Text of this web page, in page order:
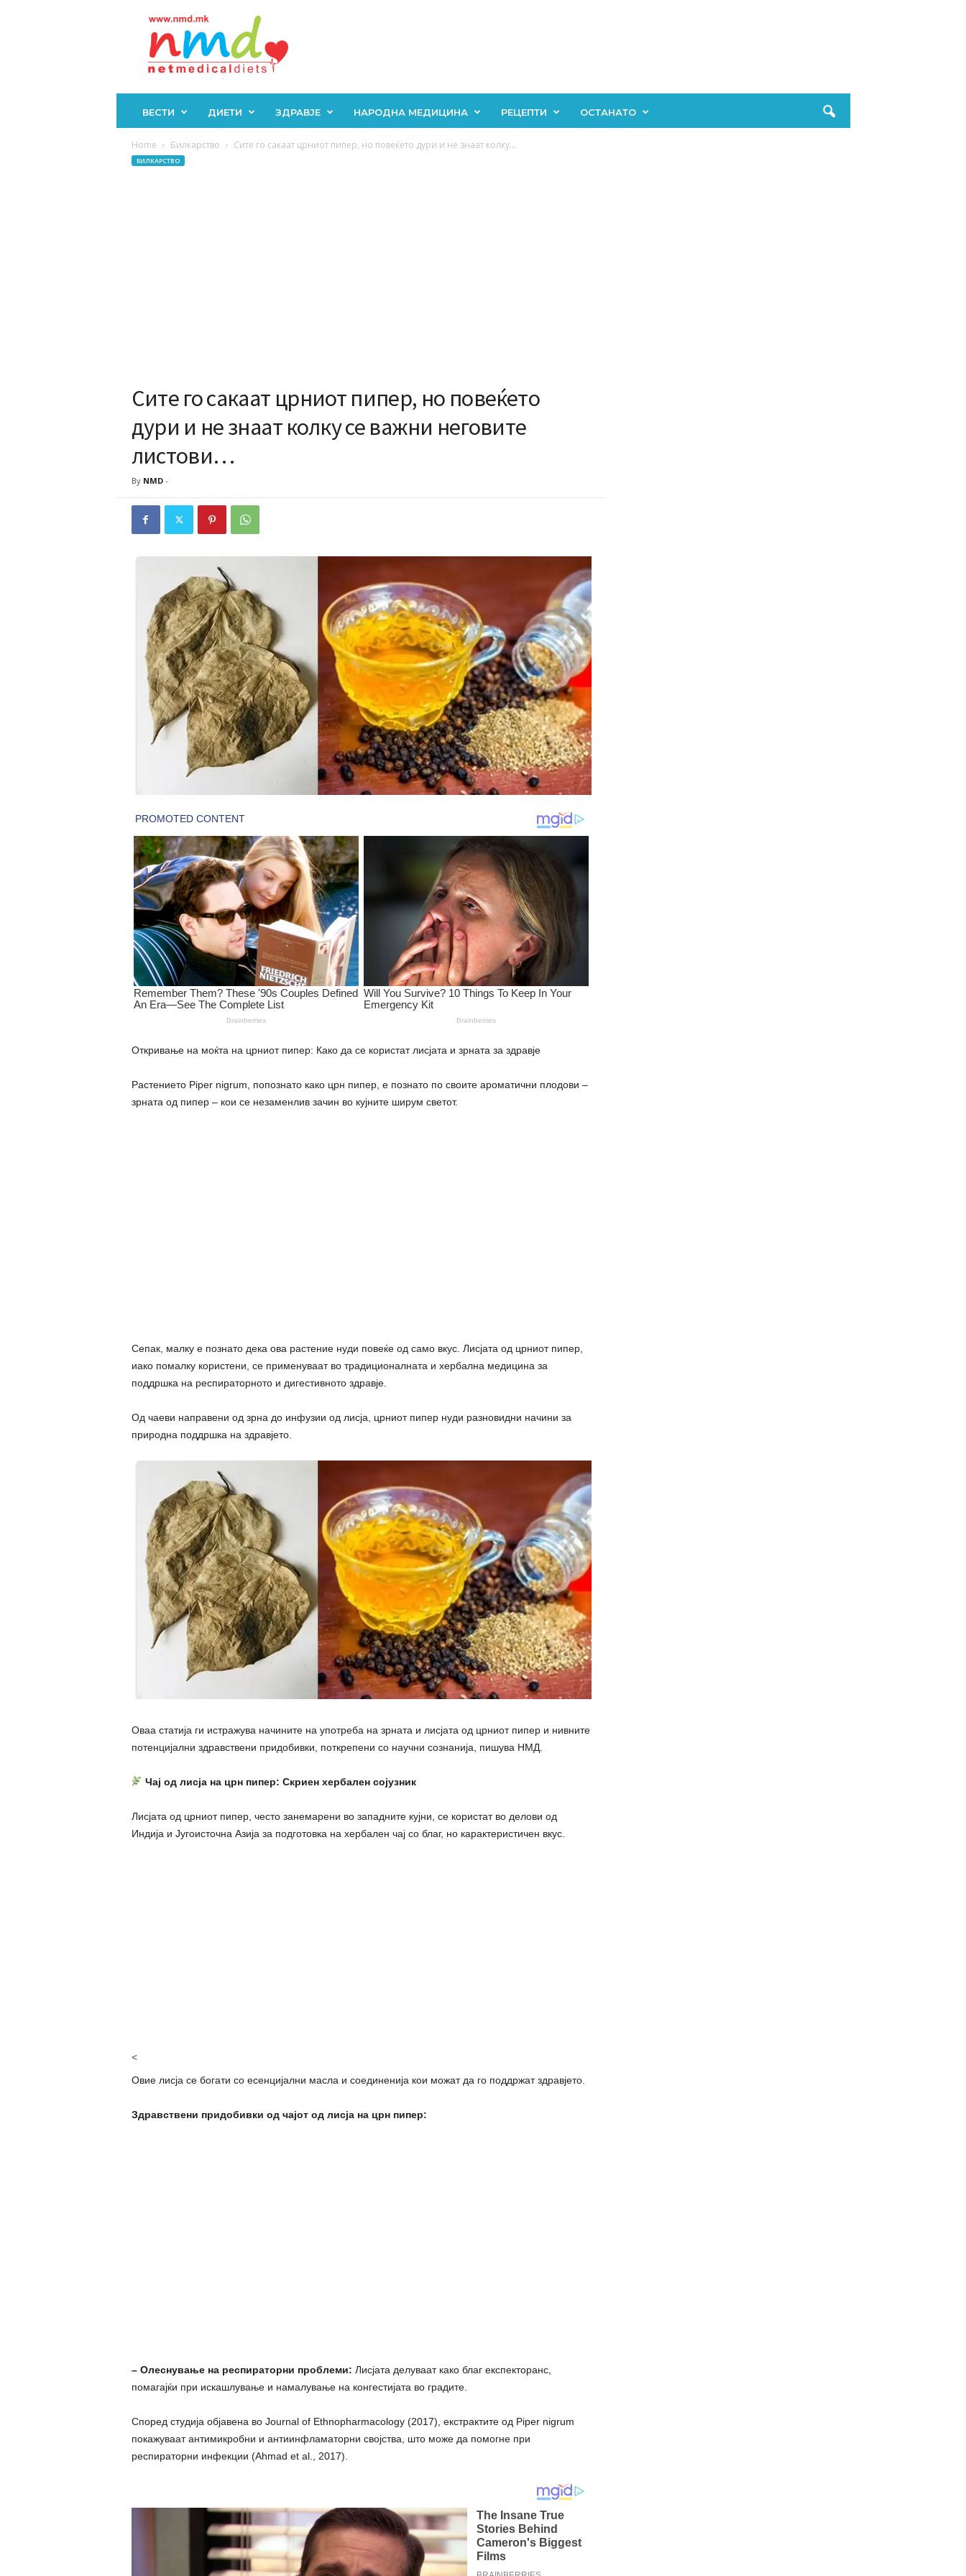
ВЕСТИ ДИЕТИ ЗДРАВЈЕ НАРОДНА МЕДИЦИНА РЕЦЕПТИ ОСТАНАТО
Home Билкарство Сите го сакаат црниот пипер, но повеќето дури и не знаат колку...
БИЛКАРСТВО
Сите го сакаат црниот пипер, но повеќето
дури и не знаат колку се важни неговите
листови…
By NMD-
Откривање на моќта на црниот пипер: Како да се користат лисјата и зрната за здравје
Растението Piper nigrum, попознато како црн пипер, е познато по своите ароматични плодови –
зрната од пипер – кои се незаменлив зачин во кујните ширум светот.
Сепак, малку е познато дека ова растение нуди повеќе од само вкус. Лисјата од црниот пипер,
иако помалку користени, се применуваат во традиционалната и хербална медицина за
поддршка на респираторното и дигестивното здравје.
Од чаеви направени од зрна до инфузии од лисја, црниот пипер нуди разновидни начини за
природна поддршка на здравјето.
Оваа статија ги истражува начините на употреба на зрната и лисјата од црниот пипер и нивните
потенцијални здравствени придобивки, поткрепени со научни сознанија, пишува НМД.
Чај од лисја на црн пипер: Скриен хербален сојузник
Лисјата од црниот пипер, често занемарени во западните кујни, се користат во делови од
Индија и Југоисточна Азија за подготовка на хербален чај со благ, но карактеристичен вкус.
<
Овие лисја се богати со есенцијални масла и соединенија кои можат да го поддржат здравјето.
Здравствени придобивки од чајот од лисја на црн пипер:
– Олеснување на респираторни проблеми: Лисјата делуваат како благ експекторанс,
помагајќи при искашлување и намалување на конгестијата во градите.
Според студија објавена во Journal of Ethnopharmacology (2017), екстрактите од Piper nigrum
покажуваат антимикробни и антиинфламаторни својства, што може да помогне при
респираторни инфекции (Ahmad et al., 2017).